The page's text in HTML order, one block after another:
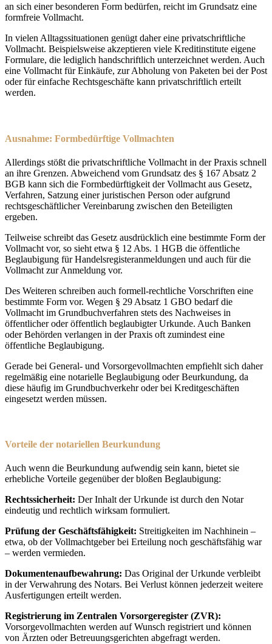
an sich einer besonderen Form bedürfen, reicht im Grundsatz eine
formfreie Vollmacht.
In vielen Alltagssituationen genügt daher eine privatschriftliche
Vollmacht. Beispielsweise akzeptieren viele Kreditinstitute eigene
Formulare, die lediglich handschriftlich unterzeichnet werden. Auch
eine Vollmacht für Einkäufe, zur Abholung von Paketen bei der Post
oder für einfache Rechtsgeschäfte kann privatschriftlich erteilt
werden.
Ausnahme: Formbedürftige Vollmachten
Allerdings stößt die privatschriftliche Vollmacht in der Praxis schnell
an ihre Grenzen. Abweichend vom Grundsatz des § 167 Absatz 2
BGB kann sich die Formbedürftigkeit der Vollmacht aus Gesetz,
Verfahren, Satzung einer juristischen Person oder aufgrund
rechtsgeschäftlicher Vereinbarung zwischen den Beteiligten
ergeben.
Teilweise schreibt das Gesetz ausdrücklich eine bestimmte Form der
Vollmacht vor, so sieht etwa § 12 Abs. 1 HGB die öffentliche
Beglaubigung für Handelsregisteranmeldungen und auch für die
Vollmacht zur Anmeldung vor.
Des Weiteren schreiben auch formell-rechtliche Vorschriften eine
bestimmte Form vor. Wegen § 29 Absatz 1 GBO bedarf die
Vollmacht im Grundbuchverfahren stets des Nachweises in
öffentlicher oder öffentlich beglaubigter Urkunde. Auch Banken
oder Behörden verlangen in der Praxis oft zumindest eine
öffentliche Beglaubigung.
Gerade bei General- und Vorsorgevollmachten empfiehlt sich daher
regelmäßig eine notarielle Beglaubigung oder Beurkundung, da
diese häufig im Grundbuchverkehr oder bei Kreditgeschäften
eingesetzt werden müssen.
Vorteile der notariellen Beurkundung
Auch wenn die Beurkundung aufwendig sein kann, bietet sie
erhebliche Vorteile gegenüber der bloßen Beglaubigung:
Rechtssicherheit: Der Inhalt der Urkunde ist durch den Notar
eindeutig und rechtlich wirksam formuliert.
Prüfung der Geschäftsfähigkeit: Streitigkeiten im Nachhinein –
etwa, ob der Vollmachtgeber bei Erteilung noch geschäftsfähig war
– werden vermieden.
Dokumentenaufbewahrung: Das Original der Urkunde verbleibt
in der Verwahrung des Notars. Bei Verlust können jederzeit weitere
Ausfertigungen erteilt werden.
Registrierung im Zentralen Vorsorgeregister (ZVR):
Vorsorgevollmachten werden auf Wunsch registriert und können
von Ärzten oder Betreuungsgerichten abgefragt werden.